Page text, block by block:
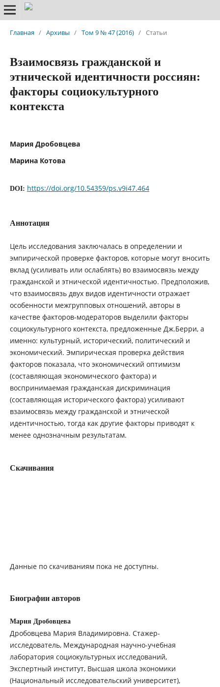
Главная / Архивы / Том 9 № 47 (2016) / Статьи
Взаимосвязь гражданской и
этнической идентичности россиян:
факторы социокультурного
контекста
Мария Дробовцева
Марина Котова
DOI: https://doi.org/10.54359/ps.v9i47.464
Аннотация
Цель исследования заключалась в определении и
эмпирической проверке факторов, которые могут вносить
вклад (усиливать или ослаблять) во взаимосвязь между
гражданской и этнической идентичностью. Предположив,
что взаимосвязь двух видов идентичности отражает
особенности межгрупповых отношений, авторы в
качестве факторов-модераторов выделили факторы
социокультурного контекста, предложенные Дж.Берри, а
именно: культурный, исторический, политический и
экономический. Эмпирическая проверка действия
факторов показала, что экономический оптимизм
(составляющая экономического фактора) и
воспринимаемая гражданская дискриминация
(составляющая исторического фактора) усиливают
взаимосвязь между гражданской и этнической
идентичностью, тогда как другие факторы приводят к
менее однозначным результатам.
Скачивания
Данные по скачиваниям пока не доступны.
Биографии авторов
Мария Дробовцева
Дробовцева Мария Владимировна. Стажер-
исследователь, Международная научно-учебная
лаборатория социокультурных исследований,
Экспертный институт, Высшая школа экономики
(Национальный исследовательский университет),